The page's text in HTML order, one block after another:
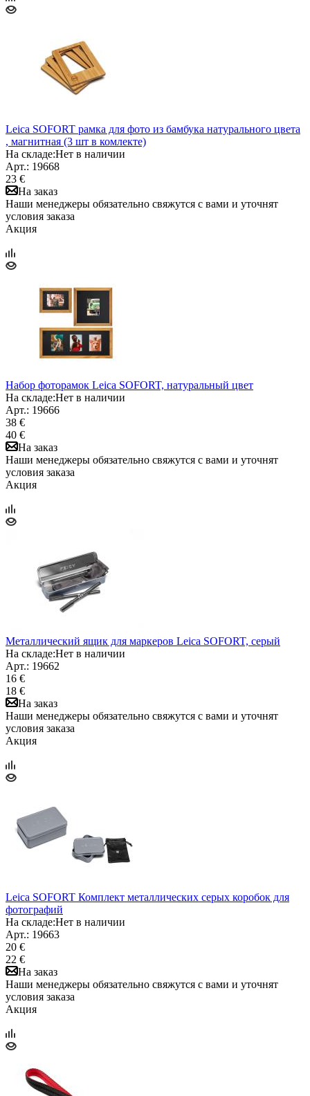
Leica SOFORT рамка для фото из бамбука натурального цвета
, магнитная (3 шт в комлекте)
На складе:Нет в наличии
Арт.: 19668
23 €
На заказ
Наши менеджеры обязательно свяжутся с вами и уточнят
условия заказа
Акция
Набор фоторамок Leica SOFORT, натуральный цвет
На складе:Нет в наличии
Арт.: 19666
38 €
40 €
На заказ
Наши менеджеры обязательно свяжутся с вами и уточнят
условия заказа
Акция
Металлический ящик для маркеров Leica SOFORT, серый
На складе:Нет в наличии
Арт.: 19662
16 €
18 €
На заказ
Наши менеджеры обязательно свяжутся с вами и уточнят
условия заказа
Акция
Leica SOFORT Комплект металлических серых коробок для
фотографий
На складе:Нет в наличии
Арт.: 19663
20 €
22 €
На заказ
Наши менеджеры обязательно свяжутся с вами и уточнят
условия заказа
Акция